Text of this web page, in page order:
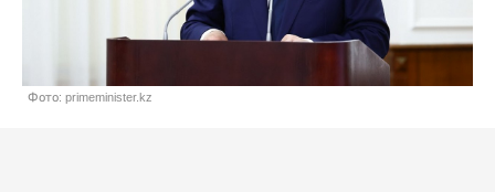
Фото: primeminister.kz